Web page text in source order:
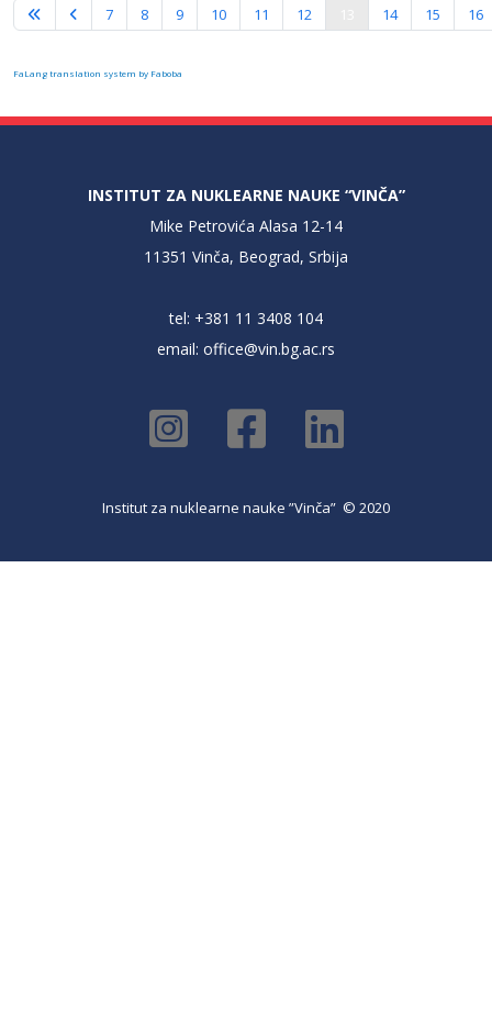
Strana 13 od 16
7 8 9 10 11 12 14 15 16
FaLang translation system by Faboba
INSTITUT ZA NUKLEARNE NAUKE “VINČA”
Mike Petrovića Alasa 12-14
11351 Vinča, Beograd, Srbija
tel: +381 11 3408 104
email: office@vin.bg.ac.rs
Institut za nuklearne nauke ”Vinča” © 2020